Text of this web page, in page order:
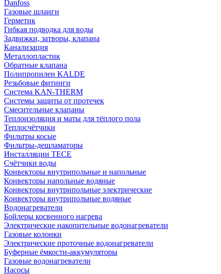
Danfoss
Газовые шланги
Герметик
Гибкая подводка для воды
Задвижки, затворы, клапана
Канализация
Металлопластик
Обратные клапана
Полипропилен KALDE
Резьбовые фитинги
Система KAN-THERM
Системы защиты от протечек
Смесительные клапаны
Теплоизоляция и маты для тёплого пола
Теплосчётчики
Фильтры косые
Фильтры-дешламаторы
Инсталляции TECE
Счётчики воды
Конвекторы внутрипольные и напольные
Конвекторы напольные водяные
Конвекторы внутрипольные электрические
Конвекторы внутрипольные водяные
Водонагреватели
Бойлеры косвенного нагрева
Электрические накопительные водонагреватели
Газовые колонки
Электрические проточные водонагреватели
Буферные ёмкости-аккумуляторы
Газовые водонагреватели
Насосы